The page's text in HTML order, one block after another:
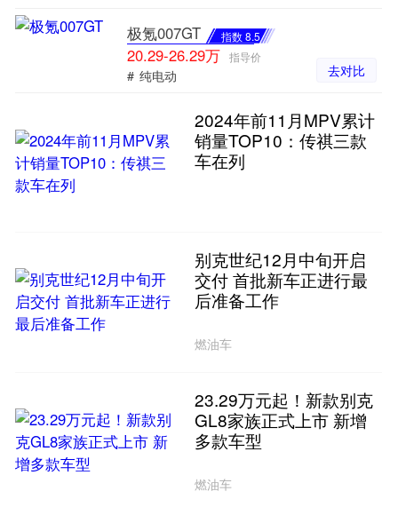
极氪007GT 指数 8.5
20.29-26.29万 指导价
# 纯电动 去对比
2024年前11月MPV累计
销量TOP10：传祺三款
车在列
别克世纪12月中旬开启
交付 首批新车正进行最
后准备工作
燃油车
23.29万元起！新款别克
GL8家族正式上市 新增
多款车型
燃油车